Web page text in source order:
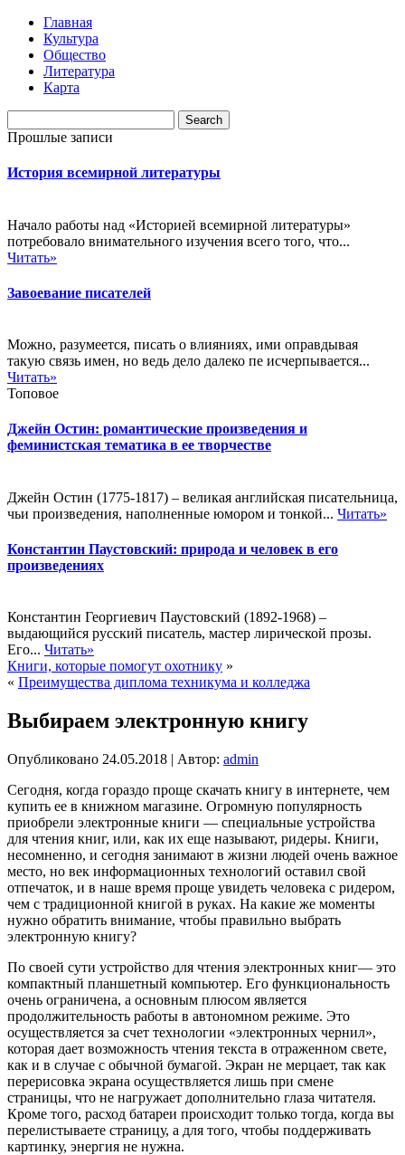
Главная
Культура
Общество
Литература
Карта
Прошлые записи
История всемирной литературы
Начало работы над «Историей всемирной литературы»
потребовало внимательного изучения всего того, что...
Читать»
Завоевание писателей
Можно, разумеется, писать о влияниях, ими оправдывая
такую связь имен, но ведь дело далеко пе исчерпывается...
Читать»
Топовое
Джейн Остин: романтические произведения и
феминистская тематика в ее творчестве
Джейн Остин (1775-1817) – великая английская писательница,
чьи произведения, наполненные юмором и тонкой... Читать»
Константин Паустовский: природа и человек в его
произведениях
Константин Георгиевич Паустовский (1892-1968) –
выдающийся русский писатель, мастер лирической прозы.
Его... Читать»
Книги, которые помогут охотнику »
« Преимущества диплома техникума и колледжа
Выбираем электронную книгу
Опубликовано 24.05.2018 | Автор: admin
Сегодня, когда гораздо проще скачать книгу в интернете, чем
купить ее в книжном магазине. Огромную популярность
приобрели электронные книги — специальные устройства
для чтения книг, или, как их еще называют, ридеры. Книги,
несомненно, и сегодня занимают в жизни людей очень важное
место, но век информационных технологий оставил свой
отпечаток, и в наше время проще увидеть человека с ридером,
чем с традиционной книгой в руках. На какие же моменты
нужно обратить внимание, чтобы правильно выбрать
электронную книгу?
По своей сути устройство для чтения электронных книг— это
компактный планшетный компьютер. Его функциональность
очень ограничена, а основным плюсом является
продолжительность работы в автономном режиме. Это
осуществляется за счет технологии «электронных чернил»,
которая дает возможность чтения текста в отраженном свете,
как и в случае с обычной бумагой. Экран не мерцает, так как
перерисовка экрана осуществляется лишь при смене
страницы, что не нагружает дополнительно глаза читателя.
Кроме того, расход батареи происходит только тогда, когда вы
перелистываете страницу, а для того, чтобы поддерживать
картинку, энергия не нужна.